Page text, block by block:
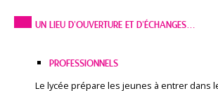
UN LIEU D’OUVERTURE ET D’ÉCHANGES…
PROFESSIONNELS
Le lycée prépare les jeunes à entrer dans